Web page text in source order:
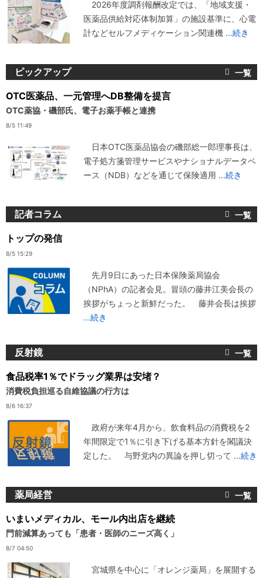
2026年度調剤報酬改定では、「地域支援・
医薬品供給対応体制加算」の施設基準に、心電
計などセルフメディケーション関連機 ...続き
ピックアップ
OTC医薬品、一元管理へDB整備を提言
OTC薬協・磯部氏、電子お薬手帳と連携
8/5 11:49
日本OTC医薬品協会の磯部総一郎理事長は、
電子処方箋管理サービスやナショナルデータベ
ース（NDB）などを通じて保険適用 ...続き
記者コラム
トップの発信
8/5 15:29
先月9日にあった日本保険薬局協会
（NPhA）の記者会見。冒頭の藤井江美会長の
挨拶がちょっと新鮮だった。 藤井会長は挨拶
...続き
反射鏡
食品税率1％でドラッグ業界は安堵？
消費税負担巡る自維協議の行方は
8/6 16:37
政府が来年4月から、飲食料品の消費税を2
年間限定で1％に引き下げる基本方針を閣議決
定した。 与野党内の異論を押し切って ...続き
薬局経営
いまいメディカル、モール内出店を継続
門前減算あっても「患者・医師のニーズ高く」
8/7 04:50
宮城県を中心に「オレンジ薬局」を展開する